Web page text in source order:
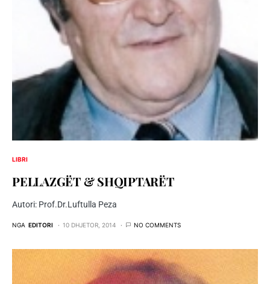
LIBRI
PELLAZGËT & SHQIPTARËT
Autori: Prof.Dr.Luftulla Peza
NGA EDITORI 10 DHJETOR, 2014 NO COMMENTS